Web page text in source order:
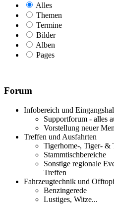
Alles
Themen
Termine
Bilder
Alben
Pages
Forum
Infobereich und
Supportforum - alles
Vorstellung neuer
Treffen und Ausfahrten
Tigerhome-, Tiger- &
Stammtischbereiche
Sonstige regionale
Treffen
Fahrzeugtechnik und
Benzingerede
Lustiges, Witze...